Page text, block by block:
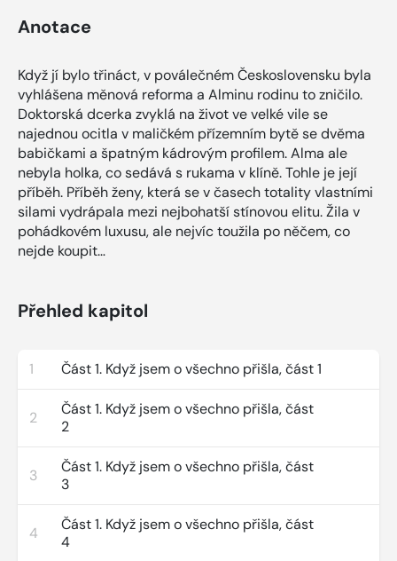
Anotace
Když jí bylo třináct, v poválečném Československu byla
vyhlášena měnová reforma a Alminu rodinu to zničilo.
Doktorská dcerka zvyklá na život ve velké vile se
najednou ocitla v maličkém přízemním bytě se dvěma
babičkami a špatným kádrovým profilem. Alma ale
nebyla holka, co sedává s rukama v klíně. Tohle je její
příběh. Příběh ženy, která se v časech totality vlastními
silami vydrápala mezi nejbohatší stínovou elitu. Žila v
pohádkovém luxusu, ale nejvíc toužila po něčem, co
nejde koupit…
Přehled kapitol
1 Část 1. Když jsem o všechno přišla, část 1
2
Část 1. Když jsem o všechno přišla, část
2
3
Část 1. Když jsem o všechno přišla, část
3
4
Část 1. Když jsem o všechno přišla, část
4